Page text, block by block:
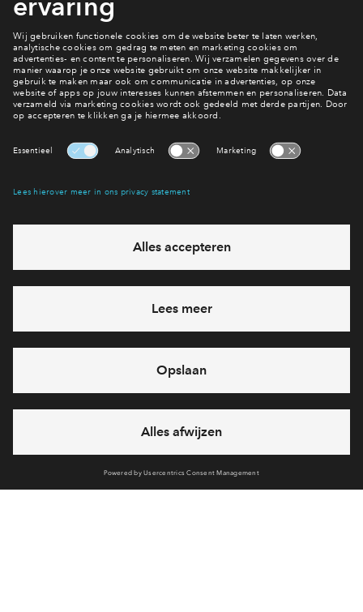
#203
Vrij
Victoria Two 2-kamer
appartement met balkon #203
€ 390.844 v.o.n.
Vrij
Victoria Two 2-
appartement met
€ 420.844
Interesse? Meld je dan snel aan
Hiermee blijf je op de hoogte van het belangrijkste nieuws en
Ja, ik wil mij aanmelden
Heb je een vraag en wil je direct antwoord? Bel ons op
712 29 88
6 dagen per week beschikbaar (behalve tijdens
feestdagen)